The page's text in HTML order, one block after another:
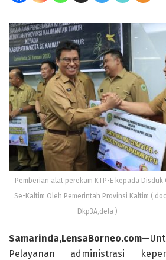
Pemberian alat perekam KTP-E kepada Disduk
Se-Kaltim Oleh Pemerintah Provinsi Kaltim (
Dkp3A,dela )
Samarinda,LensaBorneo.com
Pelayanan administrasi